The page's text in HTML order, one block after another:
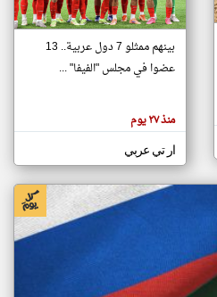
تغيير الدولة
اخبار جزر القمر على مدار الساعة
أهم اخبار جزر القمر العاجلة والمباشرة
بينهم ممثلو 7 دول عربية.. 13
عضوا في مجلس "الفيفا" ...
منذ ٢٧ يوم
ار تي عربي
klyoum.com